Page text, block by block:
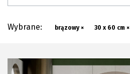
Wybrane: brązowy × 30 x 60 cm ×